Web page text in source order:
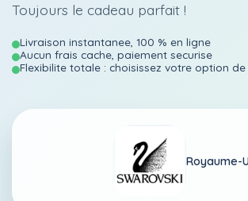
Toujours le cadeau parfait !
Livraison instantanee, 100 % en ligne
Aucun frais cache, paiement securise
Flexibilite totale : choisissez votre option
Royaume-